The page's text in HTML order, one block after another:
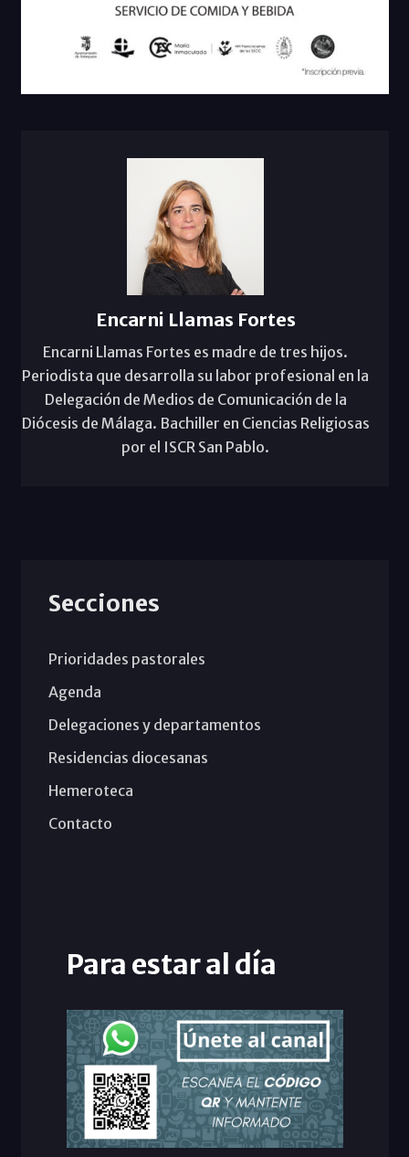
Encarni Llamas Fortes
Encarni Llamas Fortes es madre de tres hijos.
Periodista que desarrolla su labor profesional en la
Delegación de Medios de Comunicación de la
Diócesis de Málaga. Bachiller en Ciencias Religiosas
por el ISCR San Pablo.
Secciones
Prioridades pastorales
Agenda
Delegaciones y departamentos
Residencias diocesanas
Hemeroteca
Contacto
Para estar al día